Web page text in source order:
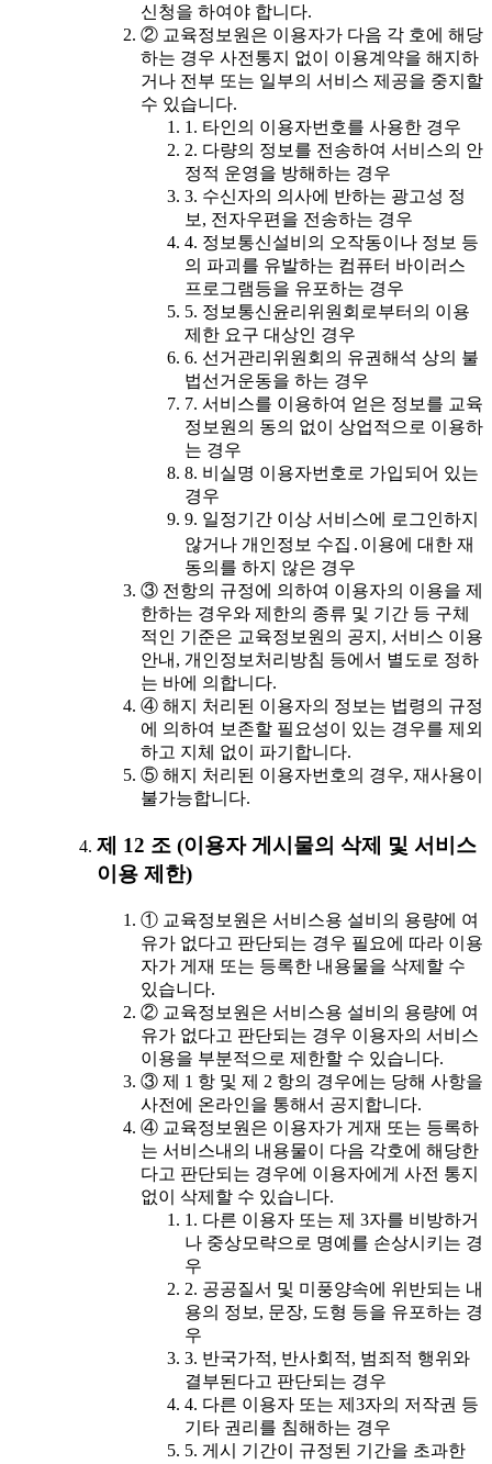
신청을 하여야 합니다.
② 교육정보원은 이용자가 다음 각 호에 해당
하는 경우 사전통지 없이 이용계약을 해지하
거나 전부 또는 일부의 서비스 제공을 중지할
수 있습니다.
1. 타인의 이용자번호를 사용한 경우
2. 다량의 정보를 전송하여 서비스의 안
정적 운영을 방해하는 경우
3. 수신자의 의사에 반하는 광고성 정
보, 전자우편을 전송하는 경우
4. 정보통신설비의 오작동이나 정보 등
의 파괴를 유발하는 컴퓨터 바이러스
프로그램등을 유포하는 경우
5. 정보통신윤리위원회로부터의 이용
제한 요구 대상인 경우
6. 선거관리위원회의 유권해석 상의 불
법선거운동을 하는 경우
7. 서비스를 이용하여 얻은 정보를 교육
정보원의 동의 없이 상업적으로 이용하
는 경우
8. 비실명 이용자번호로 가입되어 있는
경우
9. 일정기간 이상 서비스에 로그인하지
않거나 개인정보 수집․이용에 대한 재
동의를 하지 않은 경우
③ 전항의 규정에 의하여 이용자의 이용을 제
한하는 경우와 제한의 종류 및 기간 등 구체
적인 기준은 교육정보원의 공지, 서비스 이용
안내, 개인정보처리방침 등에서 별도로 정하
는 바에 의합니다.
④ 해지 처리된 이용자의 정보는 법령의 규정
에 의하여 보존할 필요성이 있는 경우를 제외
하고 지체 없이 파기합니다.
⑤ 해지 처리된 이용자번호의 경우, 재사용이
불가능합니다.
제 12 조 (이용자 게시물의 삭제 및 서비스
이용 제한)
① 교육정보원은 서비스용 설비의 용량에 여
유가 없다고 판단되는 경우 필요에 따라 이용
자가 게재 또는 등록한 내용물을 삭제할 수
있습니다.
② 교육정보원은 서비스용 설비의 용량에 여
유가 없다고 판단되는 경우 이용자의 서비스
이용을 부분적으로 제한할 수 있습니다.
③ 제 1 항 및 제 2 항의 경우에는 당해 사항을
사전에 온라인을 통해서 공지합니다.
④ 교육정보원은 이용자가 게재 또는 등록하
는 서비스내의 내용물이 다음 각호에 해당한
다고 판단되는 경우에 이용자에게 사전 통지
없이 삭제할 수 있습니다.
1. 다른 이용자 또는 제 3자를 비방하거
나 중상모략으로 명예를 손상시키는 경
우
2. 공공질서 및 미풍양속에 위반되는 내
용의 정보, 문장, 도형 등을 유포하는 경
우
3. 반국가적, 반사회적, 범죄적 행위와
결부된다고 판단되는 경우
4. 다른 이용자 또는 제3자의 저작권 등
기타 권리를 침해하는 경우
5. 게시 기간이 규정된 기간을 초과한